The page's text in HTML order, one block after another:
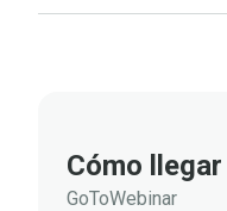
Cómo llegar
GoToWebinar